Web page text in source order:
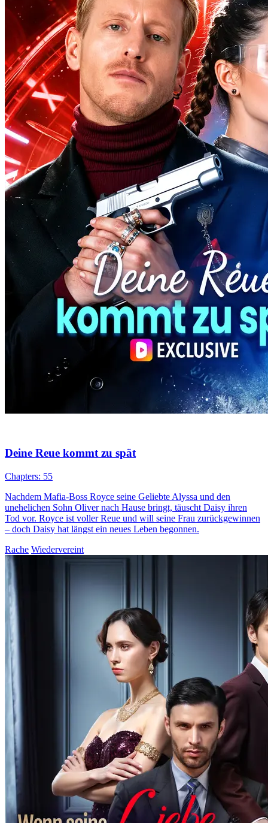
Deine Reue kommt zu spät
Chapters: 55
Nachdem Mafia-Boss Royce seine Geliebte Alyssa und den
unehelichen Sohn Oliver nach Hause bringt, täuscht Daisy ihren
Tod vor. Royce ist voller Reue und will seine Frau zurückgewinnen
– doch Daisy hat längst ein neues Leben begonnen.
Rache Wiedervereint